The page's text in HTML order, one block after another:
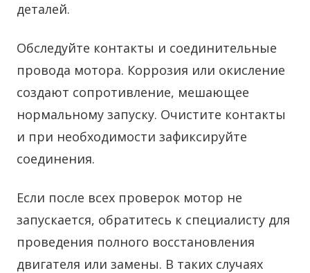
деталей.
Обследуйте контакты и соединительные
провода мотора. Коррозия или окисление
создают сопротивление, мешающее
нормальному запуску. Очистите контакты
и при необходимости зафиксируйте
соединения.
Если после всех проверок мотор не
запускается, обратитесь к специалисту для
проведения полного восстановления
двигателя или замены. В таких случаях